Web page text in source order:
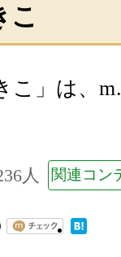
こ
こ」は、
人 関連コン